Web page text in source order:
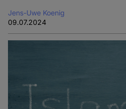
Jens-Uwe Koenig
09.07.2024